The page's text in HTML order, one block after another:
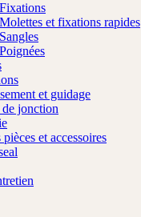
Fixations
Molettes et fixations rapides
Sangles
Poignées
et guidage
de jonction
et accessoires